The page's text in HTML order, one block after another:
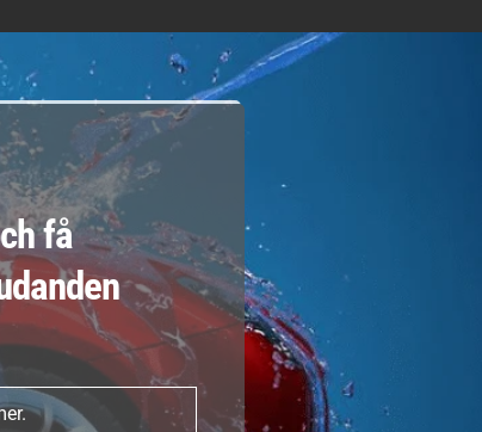
smuts med högtrycksspruta och kallvatten.
som är speciellt framtagna för att fungera
och tvättmedel, utan att skada lack eller
en fläckfri yta.
med vår unika kallvattenteknik:
få